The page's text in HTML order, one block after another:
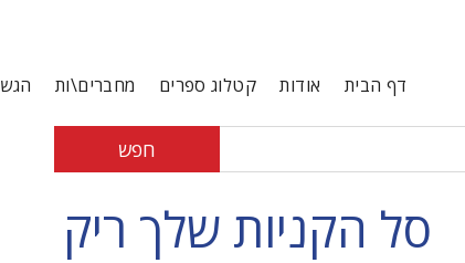
דף הבית אודות קטלוג ספרים מחברים\ות
חפש
סל הקניות שלך ריק